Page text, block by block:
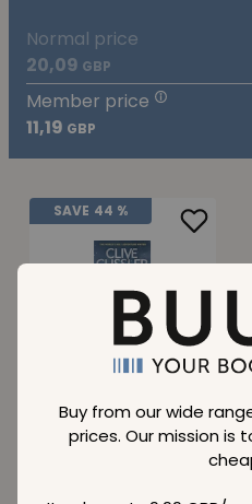
Buy from our wide
prices. Our mission is
Normal price
20,09 GBP
Member price
11,19 GBP
SAVE 44 %
20,09 GBP
Member price
11,19